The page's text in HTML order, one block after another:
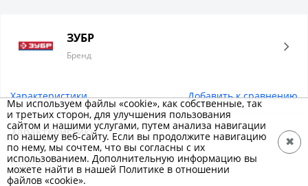
ЗУБР
Бренд
Характеристики Добавить к сравнению
Характеристики
Основные
Мы используем файлы «cookie», как собственные, так
и третьих сторон, для улучшения пользования
сайтом и нашими услугами, путем анализа навигации
по нашему веб-сайту. Если вы продолжите навигацию
по нему, мы сочтем, что вы согласны с их
использованием. Дополнительную информацию вы
можете найти в нашей Политике в отношении
файлов «cookie».
✖